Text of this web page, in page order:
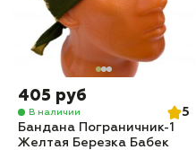
405 руб
В наличии
5
Бандана Пограничник-1
Желтая Березка Бабек